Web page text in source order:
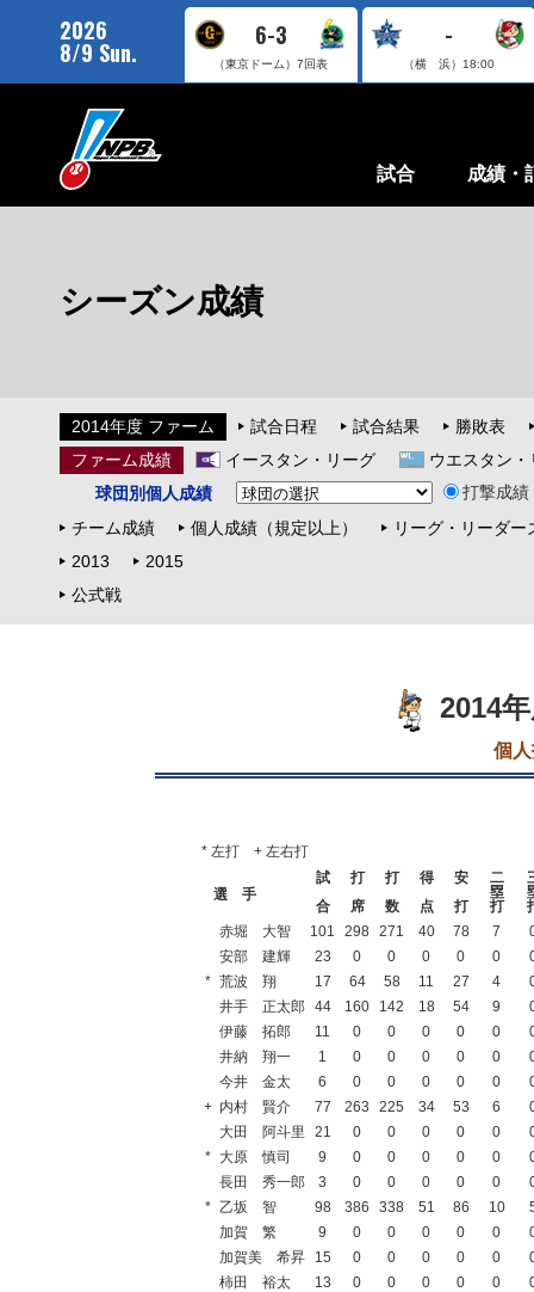
2026
8/9 Sun.
6-3
（東京ドーム）7回表
-
（横 浜） 18:00
試合 成績・
シーズン成績
2014年度 ファーム 試合日程 試合結果
勝敗表
ファーム成績
イースタン・リーグ
ウエスタン・
球団別個人成績
打撃成績
チーム成績
個人成績（規定以上）
リーグ・リーダー
2013
2015
公式戦
2014
個
* 左打 + 左右打
選 手
試
合
打
席
打
数
得
点
安
打
二
塁
打
赤堀 大智
101 298 271 40 78 7
安部 建輝
23 0 0 0 0 0
* 荒波 翔 17 64 58 11 27 4
井手 正太郎 44 160 142 18 54 9
伊藤 拓郎
11 0 0 0 0 0
井納 翔一
1 0 0 0 0 0
今井 金太
6 0 0 0 0 0
+ 内村 賢介 77 263 225 34 53 6
大田 阿斗里
21 0 0 0 0 0
* 大原 慎司 9 0 0 0 0 0
長田 秀一郎
3 0 0 0 0 0
* 乙坂 智 98 386 338 51 86 10
加賀 繁
9 0 0 0 0 0
加賀美 希昇
15 0 0 0 0 0
柿田 裕太
13 0 0 0 0 0